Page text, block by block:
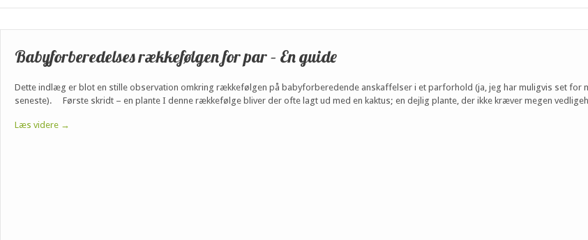
Babyforberedelses rækkefølgen for par – En guide
Dette indlæg er blot en stille observation omkring rækkefølgen på babyforberedende anskaffelser i et parforhold (ja, jeg har muligvis set for
seneste). Første skridt – en plante I denne rækkefølge bliver der ofte lagt ud med en kaktus; en dejlig plante, der ikke kræver megen
Læs videre →